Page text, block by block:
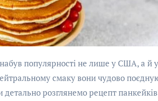
смаку вони чудово
детально розглянемо рецепт